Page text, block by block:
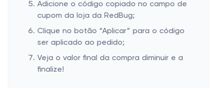
Adicione o código copiado no campo de
cupom da loja da RedBug;
Clique no botão “Aplicar” para o código
ser aplicado ao pedido;
Veja o valor final da compra diminuir e a
finalize!